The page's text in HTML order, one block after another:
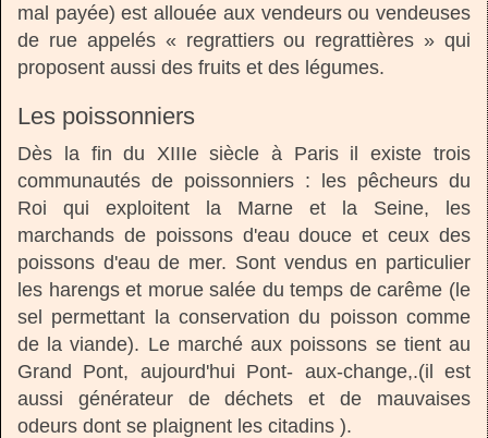
mal payée) est allouée aux vendeurs ou vendeuses
de rue appelés « regrattiers ou regrattières » qui
proposent aussi des fruits et des légumes.
Les poissonniers
Dès la fin du XIIIe siècle à Paris il existe trois
communautés de poissonniers : les pêcheurs du
Roi qui exploitent la Marne et la Seine, les
marchands de poissons d'eau douce et ceux des
poissons d'eau de mer. Sont vendus en particulier
les harengs et morue salée du temps de carême (le
sel permettant la conservation du poisson comme
de la viande). Le marché aux poissons se tient au
Grand Pont, aujourd'hui Pont- aux-change,.(il est
aussi générateur de déchets et de mauvaises
odeurs dont se plaignent les citadins ).